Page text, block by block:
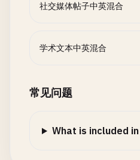
社交媒体帖子中英混合
学术文本中英混合
常见问题
What is included in